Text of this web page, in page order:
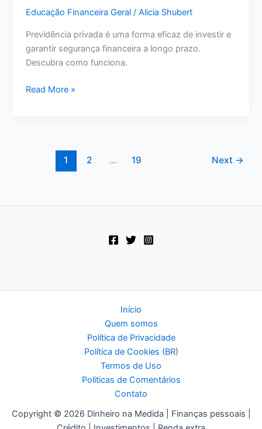
Pontuação
Educação Financeira Geral /Alicia Shubert
Previdência privada é uma forma eficaz de investir e
garantir segurança financeira a longo prazo.
Descubra como funciona.
Como
Read More »
1 2 … 19 Next →
Início
Quem somos
Política de Privacidade
Política de Cookies (BR)
Termos de Uso
Politicas de Comentários
Contato
Copyright © 2026 Dinheiro na Medida | Finanças pessoais |